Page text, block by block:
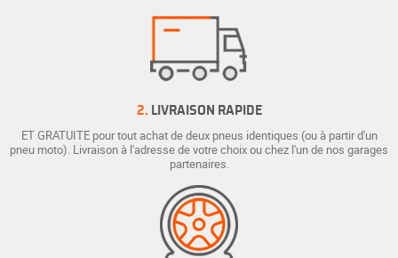
2. LIVRAISON RAPIDE
ET GRATUITE pour tout achat de deux pneus identiques (ou à partir d'un
pneu moto). Livraison à l'adresse de votre choix ou chez l'un de nos garages
partenaires.